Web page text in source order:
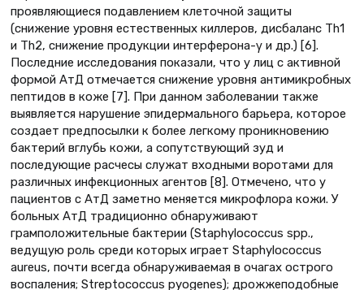
проявляющиеся подавлением клеточной защиты
(снижение уровня естественных киллеров, дисбаланс Тh1
и Th2, снижение продукции интерферона-γ и др.) [6].
Последние исследования показали, что у лиц с активной
формой АтД отмечается снижение уровня антимикробных
пептидов в коже [7]. При данном заболевании также
выявляется нарушение эпидермального барьера, которое
создает предпосылки к более легкому проникновению
бактерий вглубь кожи, а сопутствующий зуд и
последующие расчесы служат входными воротами для
различных инфекционных агентов [8]. Отмечено, что у
пациентов с АтД заметно меняется микрофлора кожи. У
больных АтД традиционно обнаруживают
грамположительные бактерии (Staphylococcus spp.,
ведущую роль среди которых играет Staphylococcus
aureus, почти всегда обнаруживаемая в очагах острого
воспаления; Streptococcus pyogenes); дрожжеподобные